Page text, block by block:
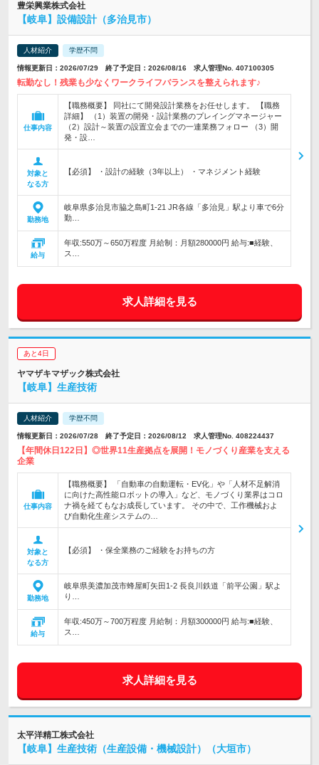
豊栄興業株式会社
【岐阜】設備設計（多治見市）
人材紹介 学歴不問
情報更新日：2026/07/29 終了予定日：2026/08/16 求人管理No. 407100305
転勤なし！残業も少なくワークライフバランスを整えられます♪
仕事内容
【職務概要】 同社にて開発設計業務をお任せします。 【職務
詳細】 （1）装置の開発・設計業務のプレイングマネージャー
（2）設計～装置の設置立会までの一連業務フォロー （3）開
発・設…
対象と
なる方
【必須】 ・設計の経験（3年以上） ・マネジメント経験
勤務地
岐阜県多治見市脇之島町1-21 JR各線「多治見」駅より車で6分
勤…
給与
年収:550万～650万程度 月給制：月額280000円 給与:■経験、
ス…
求人詳細を見る
あと4日
ヤマザキマザック株式会社
【岐阜】生産技術
人材紹介 学歴不問
情報更新日：2026/07/28 終了予定日：2026/08/12 求人管理No. 408224437
【年間休日122日】◎世界11生産拠点を展開！モノづくり産業を支える
企業
仕事内容
【職務概要】 「自動車の自動運転・EV化」や「人材不足解消
に向けた高性能ロボットの導入」など、モノづくり業界はコロ
ナ禍を経てもなお成長しています。 その中で、工作機械およ
び自動化生産システムの…
対象と
なる方
【必須】 ・保全業務のご経験をお持ちの方
勤務地
岐阜県美濃加茂市蜂屋町矢田1-2 長良川鉄道「前平公園」駅よ
り…
給与
年収:450万～700万程度 月給制：月額300000円 給与:■経験、
ス…
求人詳細を見る
太平洋精工株式会社
【岐阜】生産技術（生産設備・機械設計）（大垣市）